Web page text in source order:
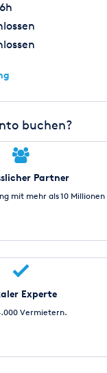
buchen?
Partner
mit mehr als 10 Millionen
Experte
Vermietern.